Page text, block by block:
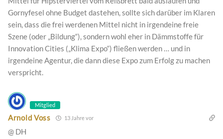
Gornyfesel ohne Budget dastehen, sollte sich darüber im Klaren
sein, dass die frei werdenen Mittel nicht in irgendeine freie
Szene (oder „Bildung“), sondern wohl eher in Dämmstoffe für
Innovation Cities („Klima Expo“) fließen werden … und in
irgendeine Agentur, die dann diese Expo zum Erfolg zu machen
verspricht.
Mitglied
Arnold Voss 13 Jahre vor
@ DH